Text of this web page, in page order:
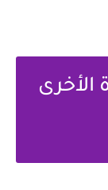
الأخرى